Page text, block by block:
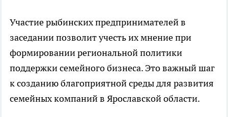
Участие рыбинских предпринимателей в
заседании позволит учесть их мнение при
формировании региональной политики
поддержки семейного бизнеса. Это важный шаг
к созданию благоприятной среды для развития
семейных компаний в Ярославской области.